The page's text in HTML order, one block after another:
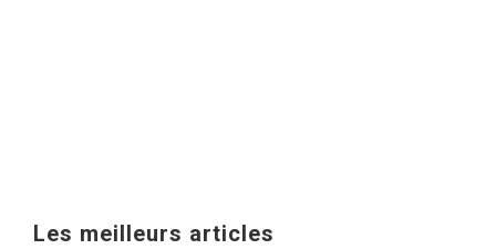
Les meilleurs articles